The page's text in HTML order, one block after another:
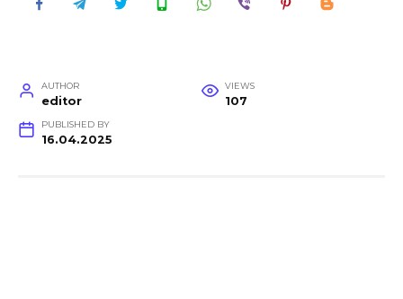
AUTHOR
editor
VIEWS
107
PUBLISHED BY
16.04.2025